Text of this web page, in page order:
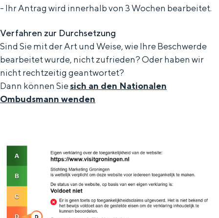
Getreidespeicher einer Mühle bis zur
Übernachtung in einem Iglu aus Stroh:
Groningen bietet für jeden etwas.
Radfahren
Wandern
Mit Kindern
Theater, Musik und Museen
REISE-IDEEN
- Ihr Antrag wird innerhalb von 3 Wochen bearbeitet.
Verfahren zur Durchsetzung
Sind Sie mit der Art und Weise, wie Ihre Beschwerde
bearbeitet wurde, nicht zufrieden? Oder haben wir
nicht rechtzeitig geantwortet?
Dann können Siesich an den Nationalen
Ombudsmann wenden